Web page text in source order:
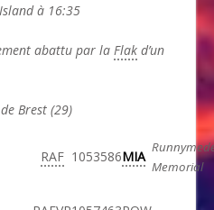
à 16:35
abattu par la Flak d’un
Brest (29)
RAF 1053586MIA
Memorial